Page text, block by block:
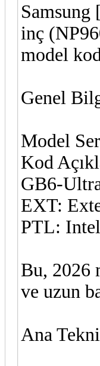
inç
model
Genel
Model
Kod
GB6-
EXT:
PTL:
Bu, 2026
ve uzun
Ana